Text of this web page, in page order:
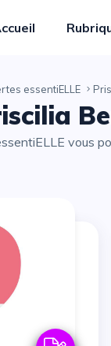
essentiELLE